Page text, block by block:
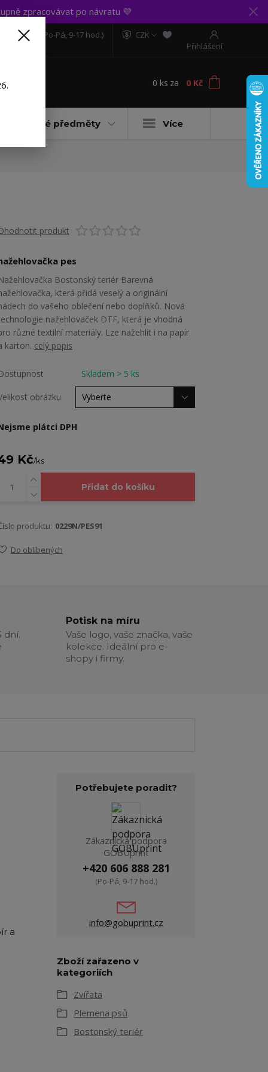
zpracovávat po návratu 💜
CZK
Přihlášení
888 281 (Po-Pá, 9-17 hod.)
0 ks za 0 Kč
Dárkové předměty Více
produkt
pes
Bostonský teriér Barevná
která přidá veselý a originální
do vašeho oblečení nebo doplňků. Nová
nažehlovaček DTF, která je vhodná
různé textilní materiály. Lze nažehlit i na papír
karton. celý popis
Skladem > 5 ks
obrázku
plátci DPH
Kč/ks
Přidat do košíku
produktu: 0229N/PES91
Do oblíbených
dní.
Potisk na míru
Vaše logo, vaše značka, vaše
kolekce. Ideální pro e-
shopy i firmy.
a
Potřebujete poradit?
Zákaznická podpora
GOBUprint
+420 606 888 281
(Po-Pá, 9-17 hod.)
info@gobuprint.cz
Zboží zařazeno v
kategoriích
Zvířata
Plemena psů
Bostonský teriér